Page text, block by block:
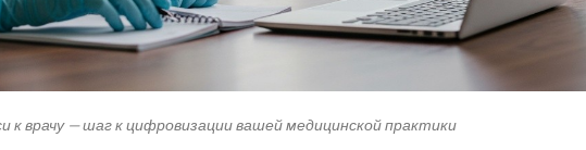
к врачу — шаг к цифровизации вашей медицинской практики